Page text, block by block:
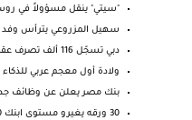
"سيتي" ينقل مسؤولاً في
سهيل المزروعي يترأس وفد
دبي تسجّل 116 ألف تصرف عقاري جديد بـ429.6 مليار درهم
ولادة أول معجم عربي
بنك مصر يعلن عن وظائف
30 ورقه يغيرو مستوى ابنك 180 درجة في اللغه الانجل...